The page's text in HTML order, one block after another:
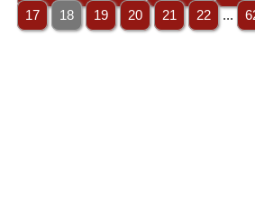
17
18 19 20 21 22 ...